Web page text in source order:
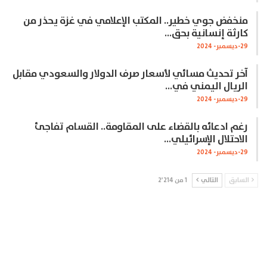
منخفض جوي خطير.. المكتب الإعلامي في غزة يحذر من
كارثة إنسانية بحق…
29-ديسمبر- 2024
آخر تحديث مسائي لأسعار صرف الدولار والسعودي مقابل
الريال اليمني في…
29-ديسمبر- 2024
رغم ادعائه بالقضاء على المقاومة.. القسام تفاجئ
الاحتلال الإسرائيلي…
29-ديسمبر- 2024
السابق التالي 1 من 2٬214